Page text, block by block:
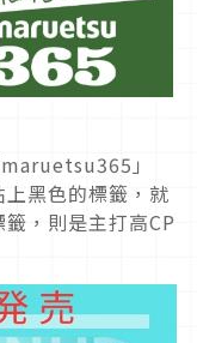
」
上黑色的標籤，就
，則是主打高CP